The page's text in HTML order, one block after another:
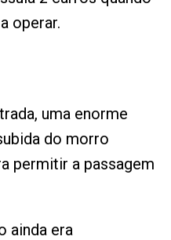
operar.
uma enorme
do morro
permitir a passagem
ainda era